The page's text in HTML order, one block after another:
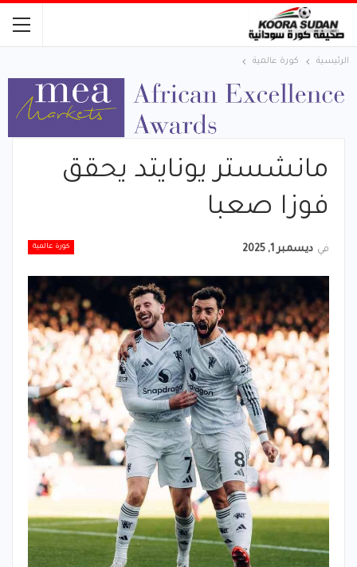
الرئيسية كورة عالمية
مانشستر يونايتد يحقق
فوزا صعبا
كورة عالمية في ديسمبر 1, 2025